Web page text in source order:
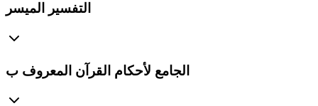
التفسير الميسر
الجامع لأحكام القرآن المعروف ب